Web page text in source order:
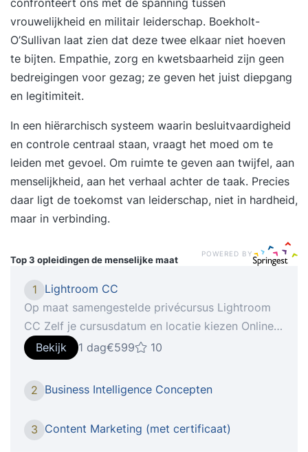
vrouwelijkheid en militair leiderschap. Boekholt-
O’Sullivan laat zien dat deze twee elkaar niet hoeven
te bijten. Empathie, zorg en kwetsbaarheid zijn geen
bedreigingen voor gezag; ze geven het juist diepgang
en legitimiteit.
In een hiërarchisch systeem waarin besluitvaardigheid
en controle centraal staan, vraagt het moed om te
leiden met gevoel. Om ruimte te geven aan twijfel, aan
menselijkheid, aan het verhaal achter de taak. Precies
daar ligt de toekomst van leiderschap, niet in hardheid,
maar in verbinding.
Top 3 opleidingende menselijke maat
POWERED BY
1
Lightroom CC
Op maat samengestelde privécursus Lightroom
CC Zelf je cursusdatum en locatie kiezen Online
verder leren met StudyFlix De nieuwste telg van
Creative Cloud gooit in een flitsend jasje het roer
cursus Lightroom CC ga je aan de slag om, indien
toveren naar beeld waar je echt trots op kan zijn!
Bekijk 1 dag€599 10
2 Business Intelligence Concepten
3 Content Marketing (met certificaat)